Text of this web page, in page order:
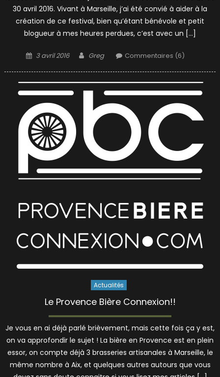
30 avril 2016. Vivant à Marseille, j’ai été convié à aider à la
création de ce festival, bien qu’étant bénévole et petit
blogueur à mes heures perdues, c’est avec un […]
Posted
3 avril 2016 Author
Greg Commentaires (6)
Actualités
Le Provence Bière Connexion!!
Je vous en ai déjà parlé brièvement, mais cette fois ça y est,
on va approfondir le sujet ! La bière en Provence est en plein
essor, on compte déjà 3 brasseries artisanales à Marseille, le
même nombre à Aix, et quelques autres autours que vous